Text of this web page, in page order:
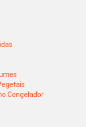
Congelador